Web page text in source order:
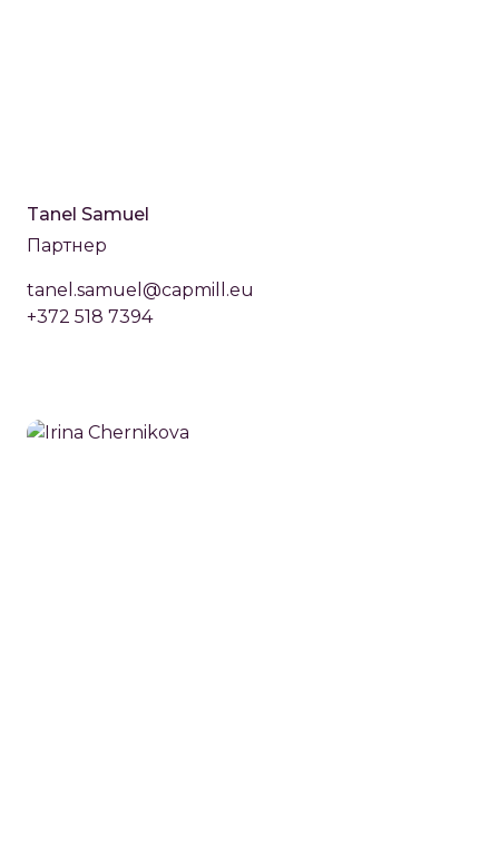
Tanel Samuel
Партнер
tanel.samuel@capmill.eu
+372 518 7394